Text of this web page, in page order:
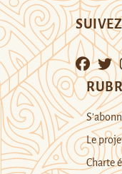
Le
Charte